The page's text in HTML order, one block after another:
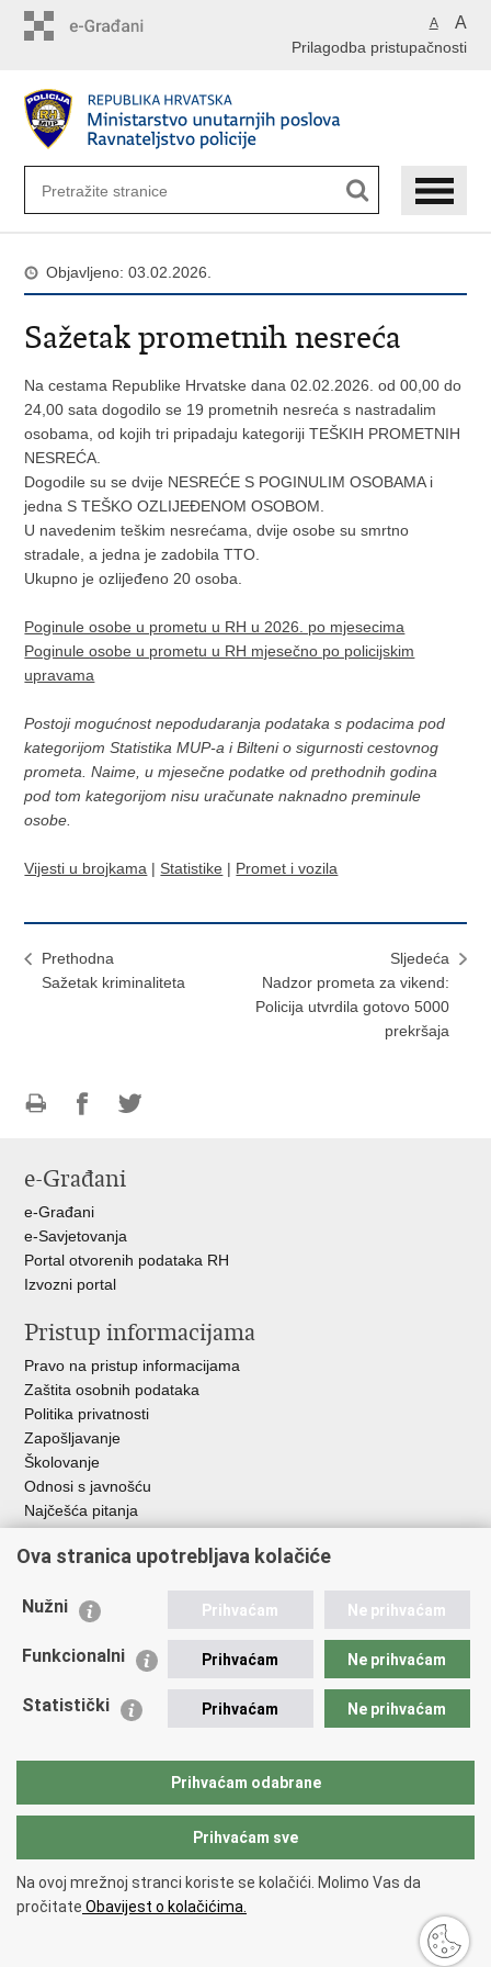
A A
Prilagodba pristupačnosti
Objavljeno: 03.02.2026.
Sažetak prometnih nesreća
Na cestama Republike Hrvatske dana 02.02.2026. od 00,00 do
24,00 sata dogodilo se 19 prometnih nesreća s nastradalim
osobama, od kojih tri pripadaju kategoriji TEŠKIH PROMETNIH
NESREĆA.
Dogodile su se dvije NESREĆE S POGINULIM OSOBAMA i
jedna S TEŠKO OZLIJEĐENOM OSOBOM.
U navedenim teškim nesrećama, dvije osobe su smrtno
stradale, a jedna je zadobila TTO.
Ukupno je ozlijeđeno 20 osoba.
Poginule osobe u prometu u RH u 2026. po mjesecima
Poginule osobe u prometu u RH mjesečno po policijskim
upravama
Postoji mogućnost nepodudaranja podataka s podacima pod
kategorijom Statistika MUP-a i Bilteni o sigurnosti cestovnog
prometa. Naime, u mjesečne podatke od prethodnih godina
pod tom kategorijom nisu uračunate naknadno preminule
osobe.
Vijesti u brojkama | Statistike | Promet i vozila
Prethodna
Sažetak kriminaliteta
Sljedeća
Nadzor prometa za vikend:
Policija utvrdila gotovo 5000
prekršaja
FacebookuTwitteru
e-Građani
e-Građani
e-Savjetovanja
Portal otvorenih podataka RH
Izvozni portal
Pristup informacijama
Pravo na pristup informacijama
Zaštita osobnih podataka
Politika privatnosti
Zapošljavanje
Školovanje
Odnosi s javnošću
Najčešća pitanja
Važne poveznice
EMN Nacionalna kontaktna točka za Republiku Hrvatsku
Policijska akademija
Zaklada policijske solidarnosti
Sindikati
Copyright © 2026 Ravnateljstvo policije.
pristupačnosti.
Ova stranica upotrebljava kolačiće
Nužni Prihvaćam Ne prihvaćam
Funkcionalni Prihvaćam Ne prihvaćam
Statistički Prihvaćam Ne prihvaćam
Prihvaćam odabrane
Prihvaćam sve
Na ovoj mrežnoj stranci koriste se kolačići. Molimo Vas da
pročitate Obavijest o kolačićima.